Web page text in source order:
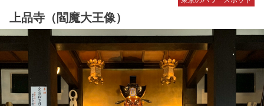
上品寺（閻魔大王像）